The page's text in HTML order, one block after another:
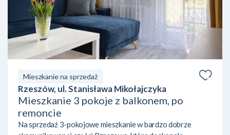
Mieszkanie na sprzedaż
Rzeszów, ul. Stanisława Mikołajczyka
Mieszkanie 3 pokoje z balkonem, po
remoncie
Na sprzedaż 3-pokojowe mieszkanie w bardzo dobrze